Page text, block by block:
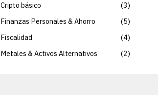
Cripto básico
3
Finanzas Personales & Ahorro
5
Fiscalidad
4
Metales & Activos Alternativos
2